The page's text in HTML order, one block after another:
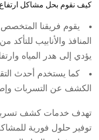
كيف نقوم بحل مشاكل ارتفاع
يقوم فريقنا
المنافذ والأنابيب
يؤدي إلى هدر المياه
كما يستخدم أحدث
الكشف عن التسربات
تهدف خدمات كشف
توفير حلول فورية